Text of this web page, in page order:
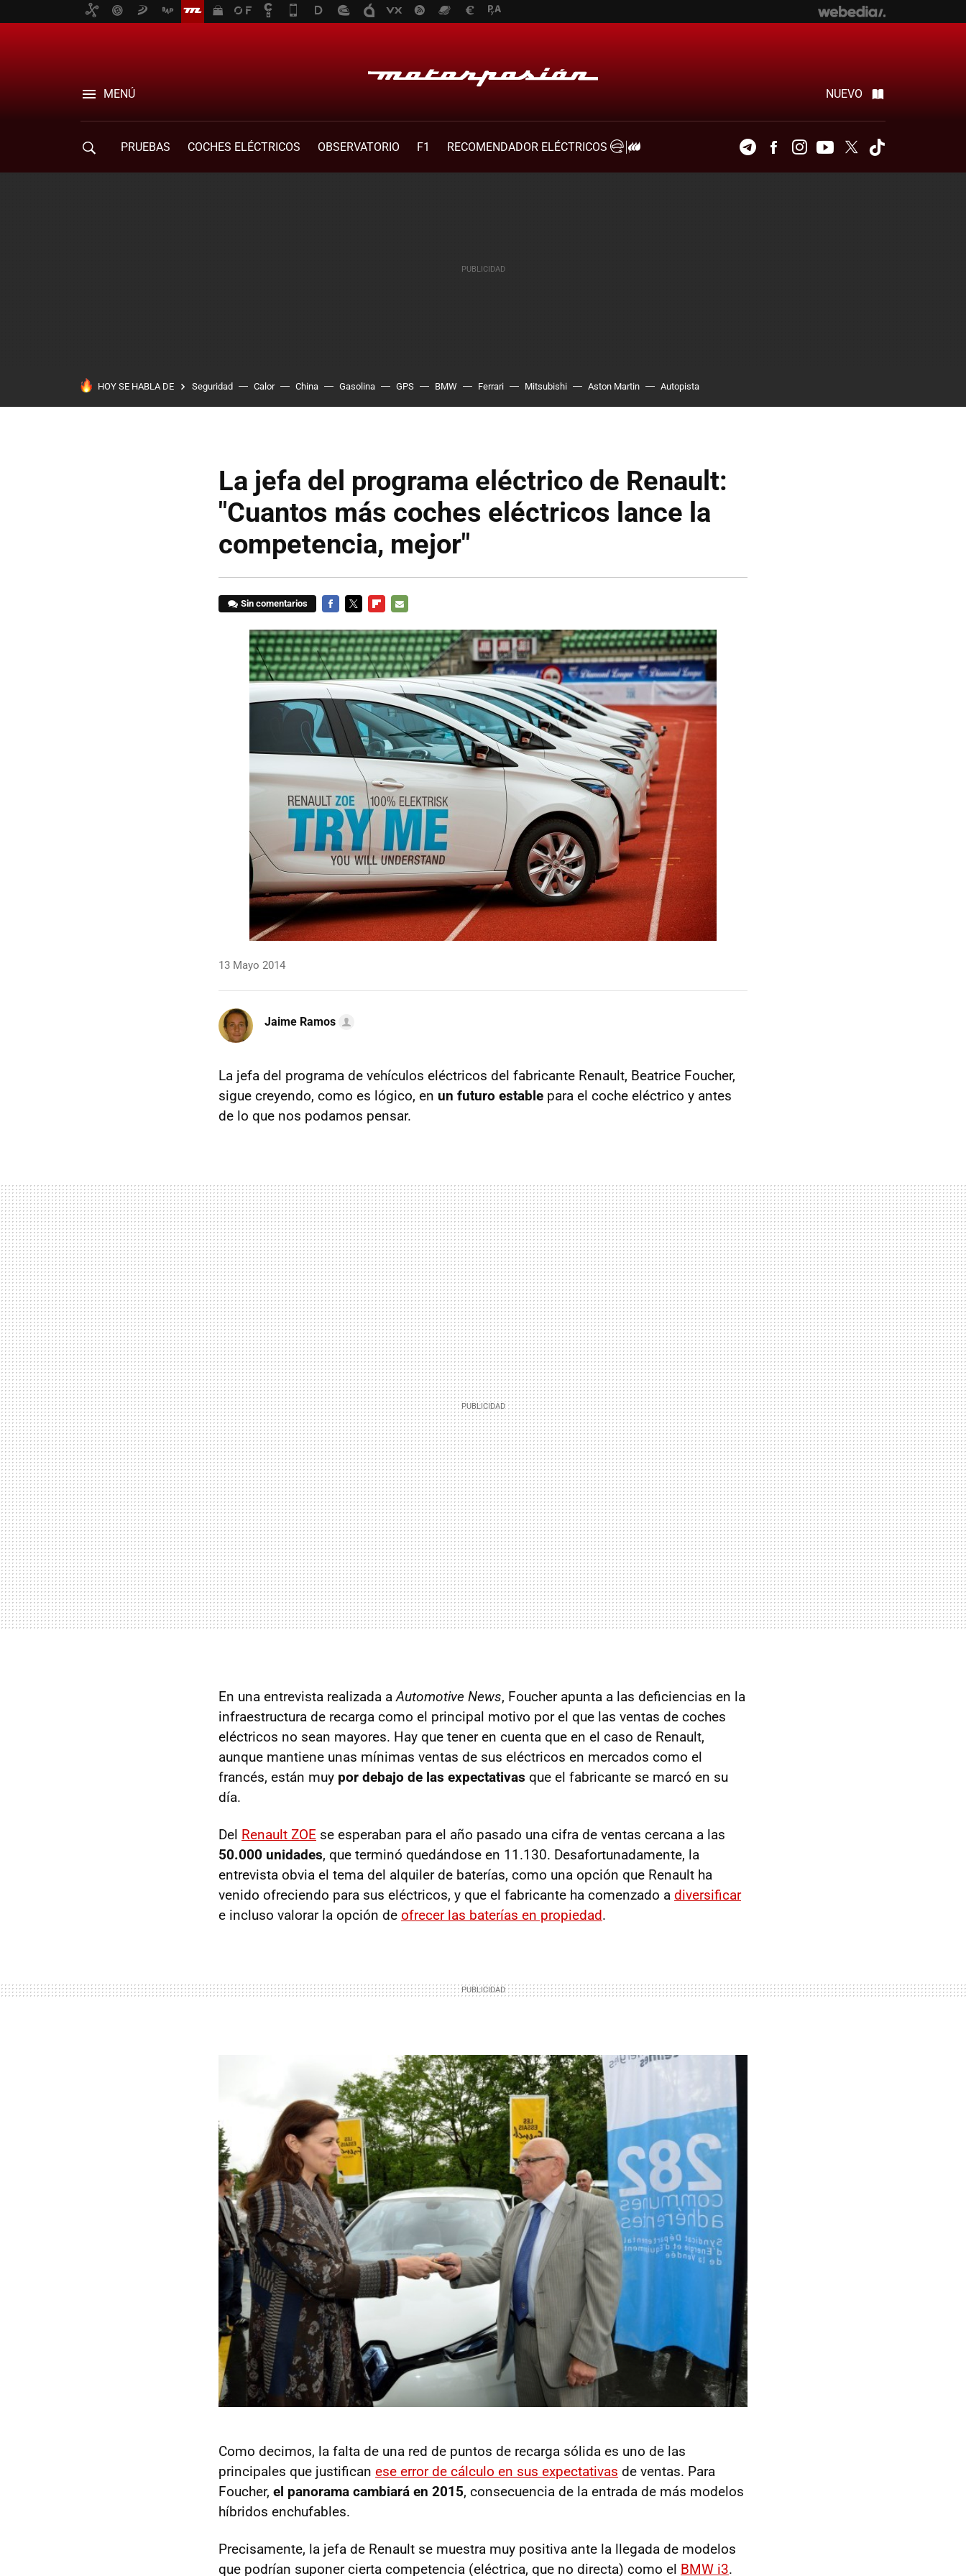
MENÚ NUEVO
PRUEBAS COCHES ELÉCTRICOS OBSERVATORIO F1
RECOMENDADOR ELÉCTRICOS
TelegramFacebookInstagramYoutubeTwitter
HOY SE HABLA DE Seguridad Calor China Gasolina GPS BMW Ferrari Mitsubishi Aston Martin Autopista
La jefa del programa eléctrico de Renault:
"Cuantos más coches eléctricos lance la
competencia, mejor"
Sin comentarios
MAIL
13 Mayo 2014
Jaime Ramos
La jefa del programa de vehículos eléctricos del fabricante Renault, Beatrice Foucher,
sigue creyendo, como es lógico, en un futuro estable para el coche eléctrico y antes
de lo que nos podamos pensar.
En una entrevista realizada aAutomotive News, Foucher apunta a las deficiencias en la
infraestructura de recarga como el principal motivo por el que las ventas de coches
eléctricos no sean mayores. Hay que tener en cuenta que en el caso de Renault,
aunque mantiene unas mínimas ventas de sus eléctricos en mercados como el
francés, están muy por debajo de las expectativas que el fabricante se marcó en su
día.
Del Renault ZOE se esperaban para el año pasado una cifra de ventas cercana a las
50.000 unidades, que terminó quedándose en 11.130. Desafortunadamente, la
entrevista obvia el tema del alquiler de baterías, como una opción que Renault ha
venido ofreciendo para sus eléctricos, y que el fabricante ha comenzado a diversificar
e incluso valorar la opción de ofrecer las baterías en propiedad.
Como decimos, la falta de una red de puntos de recarga sólida es uno de las
principales que justifican ese error de cálculo en sus expectativas de ventas. Para
Foucher, el panorama cambiará en 2015, consecuencia de la entrada de más modelos
híbridos enchufables.
Precisamente, la jefa de Renault se muestra muy positiva ante la llegada de modelos
que podrían suponer cierta competencia (eléctrica, que no directa) como el BMW i3.